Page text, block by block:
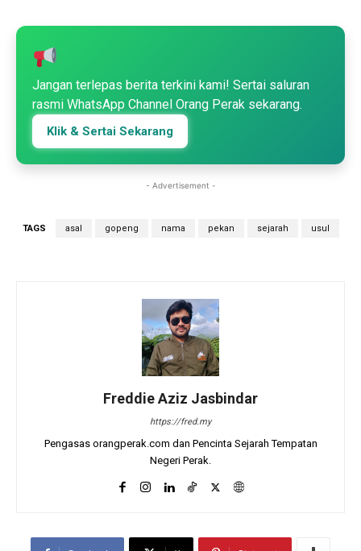
Jangan terlepas berita terkini kami! Sertai saluran
rasmi WhatsApp Channel Orang Perak sekarang.
Klik & Sertai Sekarang
- Advertisement -
TAGS asal gopeng nama pekan sejarah usul
Freddie Aziz Jasbindar
https://fred.my
Pengasas orangperak.com dan Pencinta Sejarah Tempatan
Negeri Perak.